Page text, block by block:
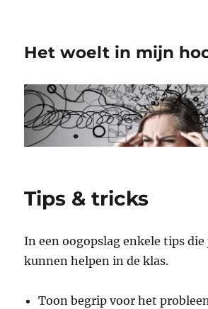
Het woelt in mijn
Tips & tricks
In een oogopslag enkele tips
kunnen helpen in de klas.
Toon begrip voor het